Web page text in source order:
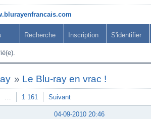
Recherche Inscription S'identifier
» Le Blu-ray en vrac !
… 1 161 Suivant
04-09-2010 20:46